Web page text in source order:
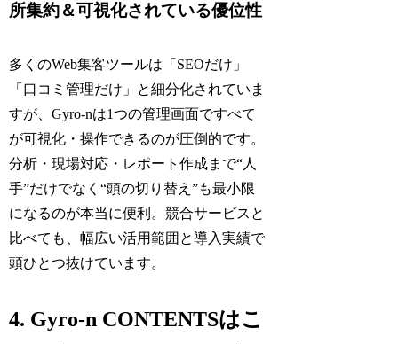
所集約＆可視化されている優位性
多くのWeb集客ツールは「SEOだけ」
「口コミ管理だけ」と細分化されていま
すが、Gyro-nは1つの管理画面ですべて
が可視化・操作できるのが圧倒的です。
分析・現場対応・レポート作成まで“人
手”だけでなく“頭の切り替え”も最小限
になるのが本当に便利。競合サービスと
比べても、幅広い活用範囲と導入実績で
頭ひとつ抜けています。
4. Gyro-n CONTENTSはこ